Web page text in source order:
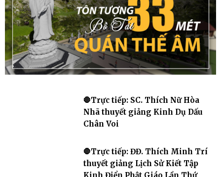
🛑Trực tiếp: SC. Thích Nữ Hòa
Nhã thuyết giảng Kinh Dụ Dấu
Chân Voi
🛑Trực tiếp: ĐĐ. Thích Minh Trí
thuyết giảng Lịch Sử Kiết Tập